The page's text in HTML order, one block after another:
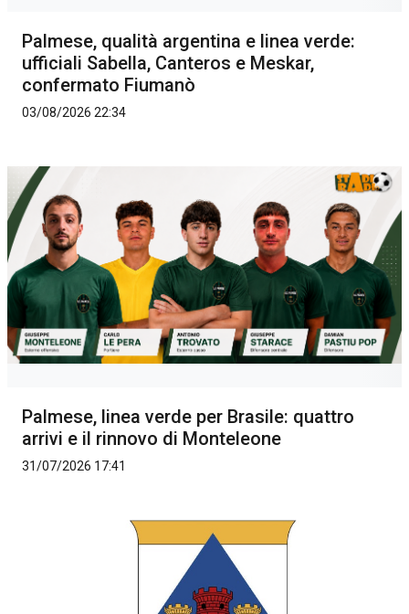
Palmese, qualità argentina e linea verde:
ufficiali Sabella, Canteros e Meskar,
confermato Fiumanò
03/08/2026 22:34
Palmese, linea verde per Brasile: quattro
arrivi e il rinnovo di Monteleone
31/07/2026 17:41